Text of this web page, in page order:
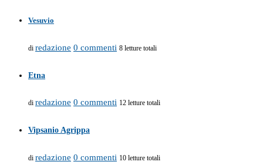
Vesuvio
di redazione 0 commenti 8 letture totali
Etna
di redazione 0 commenti 12 letture totali
Vipsanio Agrippa
di redazione 0 commenti 10 letture totali